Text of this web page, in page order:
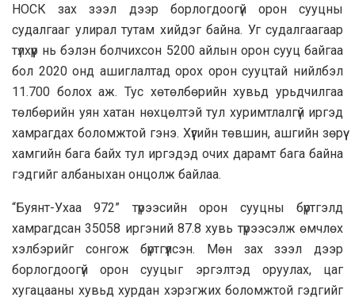
НОСК зах зээл дээр борлогдоогүй орон сууцны
судалгааг улирал тутам хийдэг байна. Уг судалгаагаар
түлхүүр нь бэлэн болчихсон 5200 айлын орон сууц байгаа
бол 2020 онд ашиглалтад орох орон сууцтай нийлбэл
11.700 болох аж. Тус хөтөлбөрийн хувьд урьдчилгаа
төлбөрийн уян хатан нөхцөлтэй тул хуримтлалгүй иргэд
хамрагдах боломжтой гэнэ. Хүүгийн төвшин, ашгийн зөрүү
хамгийн бага байх тул иргэдэд очих дарамт бага байна
гэдгийг албаныхан онцолж байлаа.
“Буянт-Ухаа 972” түрээсийн орон сууцны бүртгэлд
хамрагдсан 35058 иргэний 87.8 хувь түрээсэлж өмчлөх
хэлбэрийг сонгож бүртгүүлсэн. Мөн зах зээл дээр
борлогдоогүй орон сууцыг эргэлтэд оруулах, цаг
хугацааны хувьд хурдан хэрэгжих боломжтой гэдгийг